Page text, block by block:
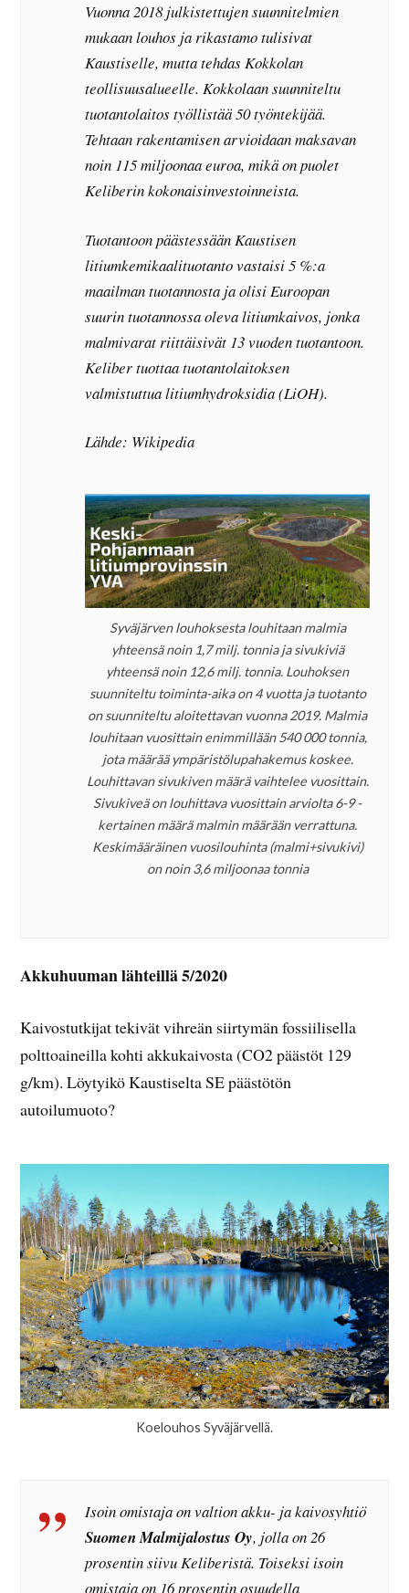
Vuonna 2018 julkistettujen suunnitelmien
mukaan louhos ja rikastamo tulisivat
Kaustiselle, mutta tehdas Kokkolan
teollisuusalueelle. Kokkolaan suunniteltu
tuotantolaitos työllistää 50 työntekijää.
Tehtaan rakentamisen arvioidaan maksavan
noin 115 miljoonaa euroa, mikä on puolet
Keliberin kokonaisinvestoinneista.
Tuotantoon päästessään Kaustisen
litiumkemikaalituotanto vastaisi 5 %:a
maailman tuotannosta ja olisi Euroopan
suurin tuotannossa oleva litiumkaivos, jonka
malmivarat riittäisivät 13 vuoden tuotantoon.
Keliber tuottaa tuotantolaitoksen
valmistuttua litiumhydroksidia (LiOH).
Lähde: Wikipedia
Syväjärven louhoksesta louhitaan malmia
yhteensä noin 1,7 milj. tonnia ja sivukiviä
yhteensä noin 12,6 milj. tonnia. Louhoksen
suunniteltu toiminta-aika on 4 vuotta ja tuotanto
on suunniteltu aloitettavan vuonna 2019. Malmia
louhitaan vuosittain enimmillään 540 000 tonnia,
jota määrää ympäristölupahakemus koskee.
Louhittavan sivukiven määrä vaihtelee vuosittain.
Sivukiveä on louhittava vuosittain arviolta 6-9 -
kertainen määrä malmin määrään verrattuna.
Keskimääräinen vuosilouhinta (malmi+sivukivi)
on noin 3,6 miljoonaa tonnia
Akkuhuuman lähteillä 5/2020
Kaivostutkijat tekivät vihreän siirtymän fossiilisella
polttoaineilla kohti akkukaivosta (CO2 päästöt 129
g/km). Löytyikö Kaustiselta SE päästötön
autoilumuoto?
Koelouhos Syväjärvellä.
Isoin omistaja on valtion akku- ja kaivosyhtiö
Suomen Malmijalostus Oy, jolla on 26
prosentin siivu Keliberistä. Toiseksi isoin
omistaja on 16 prosentin osuudella